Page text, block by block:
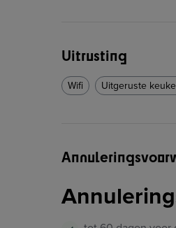
Uitrusting
Wifi Uitgeruste